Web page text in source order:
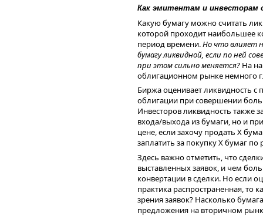
возможен и выход на
IPO. Статистика
и больше сделок с
Биржи и на различных
менее,
особенностях каждого
Поэтому мы всегда
направленным на
и руководства компаний
деятельности» —
Международная
разработок «Уголь России и
отраслей горнорудной
и отечественным компаниям
участниками выставки стали
и других стран, а посетителями
Как эмитентам и инвесторам
Какую бумагу можно считать
которой проходит наибольшее
период времени.Но что влияет
бумагу ликвидной, если по ней
при этом сильно меняется? На
облигационном рынке немного
Биржа оценивает ликвидность с
облигации при совершении
Инвесторов ликвидность также
входа/выхода из бумаги, но и
цене, если захочу продать Х
заплатить за покупку Х бумаг по
Здесь важно отметить, что
выставленных заявок, и чем
конвертации в сделки. Но если
практика распространенная, то
зрения заявок? Насколько
предложения на вторичном